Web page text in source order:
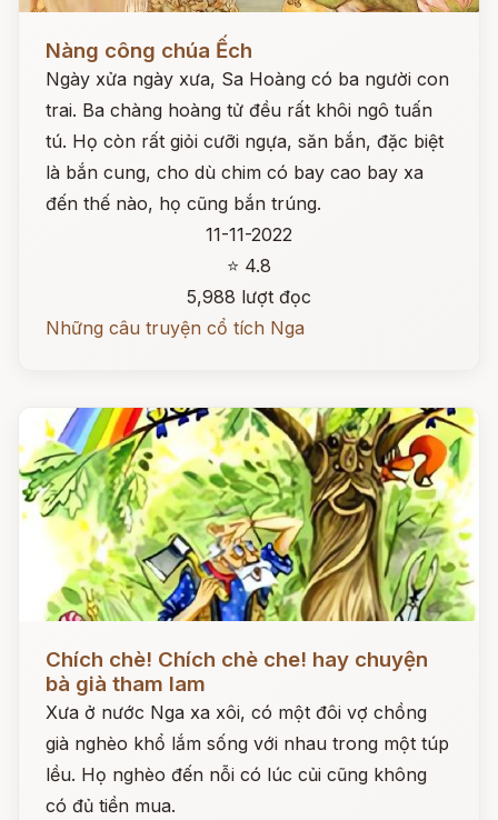
Nàng công chúa Ếch
Ngày xửa ngày xưa, Sa Hoàng có ba người con
trai. Ba chàng hoàng tử đều rất khôi ngô tuấn
tú. Họ còn rất giỏi cưỡi ngựa, săn bắn, đặc biệt
là bắn cung, cho dù chim có bay cao bay xa
đến thế nào, họ cũng bắn trúng.
11-11-2022
⭐ 4.8
5,988 lượt đọc
Những câu truyện cổ tích Nga
Chích chè! Chích chè che! hay chuyện
bà già tham lam
Xưa ở nước Nga xa xôi, có một đôi vợ chồng
già nghèo khổ lắm sống với nhau trong một túp
lều. Họ nghèo đến nỗi có lúc củi cũng không
có đủ tiền mua.